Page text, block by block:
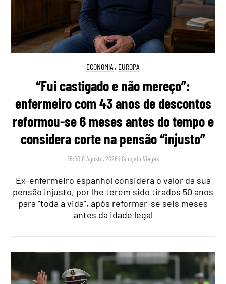
ECONOMIA , EUROPA
“Fui castigado e não mereço”:
enfermeiro com 43 anos de descontos
reformou-se 6 meses antes do tempo e
considera corte na pensão “injusto”
16:00 6 Agosto, 2026 | Gonçalo Viegas
Ex-enfermeiro espanhol considera o valor da sua
pensão injusto, por lhe terem sido tirados 50 anos
para "toda a vida", após reformar-se seis meses
antes da idade legal